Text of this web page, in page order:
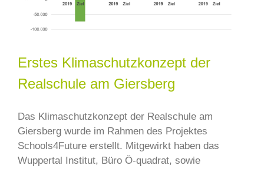
Erstes Klimaschutzkonzept der
Realschule am Giersberg
Das Klimaschutzkonzept der Realschule am
Giersberg wurde im Rahmen des Projektes
Schools4Future erstellt. Mitgewirkt haben das
Wuppertal Institut, Büro Ö-quadrat, sowie